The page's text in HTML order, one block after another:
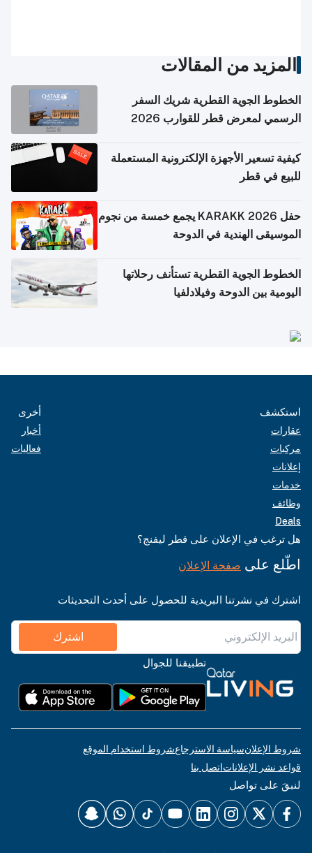
المزيد من المقالات
الخطوط الجوية القطرية شريك السفر
الرسمي لمعرض قطر للقوارب 2026
كيفية تسعير الأجهزة الإلكترونية المستعملة
للبيع في قطر
حفل KARAKK 2026 يجمع خمسة من نجوم
الموسيقى الهندية في الدوحة
الخطوط الجوية القطرية تستأنف رحلاتها
اليومية بين الدوحة وفيلادلفيا
استكشف
عقارات
مركبات
إعلانات
خدمات
وظائف
Deals
أخرى
أخبار
فعاليات
هل ترغب في الإعلان على قطر ليفنج؟
اطّلع على صفحة الإعلان
اشترك في نشرتنا البريدية للحصول على أحدث التحديثات
اشترك
تطبيقنا للجوال
شروط الإعلانسياسة الاسترجاعشروط استخدام الموقع
قواعد نشر الإعلاناتاتصل بنا
لنبقَ على تواصل